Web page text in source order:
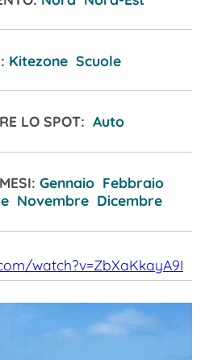
Kitezone Scuole
LO SPOT: Auto
Gennaio Febbraio
Novembre Dicembre
watch?v=ZbXaKkayA9I